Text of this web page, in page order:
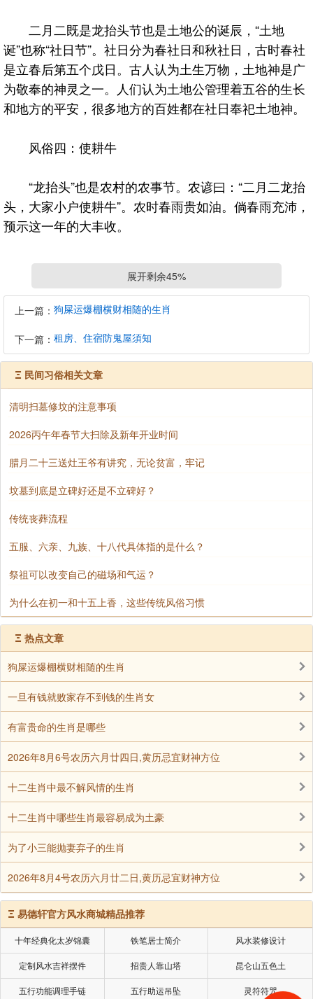
二月二既是龙抬头节也是土地公的诞辰，“土地
诞”也称“社日节”。社日分为春社日和秋社日，古时春社
是立春后第五个戊日。古人认为土生万物，土地神是广
为敬奉的神灵之一。人们认为土地公管理着五谷的生长
和地方的平安，很多地方的百姓都在社日奉祀土地神。
风俗四：使耕牛
“龙抬头”也是农村的农事节。农谚曰：“二月二龙抬
头，大家小户使耕牛”。农时春雨贵如油。倘春雨充沛，
预示这一年的大丰收。
风俗五：开笔写字
相传农历二月二为文昌（主宰功名之神）诞辰日，
冠、点朱砂启蒙明智，寓意孩子眼明心明，祝愿孩子长
大断文识字。开笔礼是人生的第一次大礼，是中国传统
对少儿识字习礼的启蒙教育。
风俗六：放龙灯
黄河三角洲及一些沿河地区还有“放龙灯”的习俗。
不少人家用芦苇或秫秸扎成小船，插上蜡烛或放上用萝
卜挖成的小油碗，待到傍晚时分，放到河里或湾里点
燃，为龙照路。借此娱乐同时又传递一种美好的祝愿。
风俗七：敲龙头
东北部分地区在二月二早晨，以长竿击打房梁，
谓“敲龙头”。把龙唤醒，佑一方平安。大人小孩还念
着：“二月二，龙抬头，大仓满，小仓流”。有的地方在
院子里用灶灰撒一个个大圆圈，将五谷杂粮放于中间，
称作“打囤”或“填仓”，预祝当年五谷丰登，仓囤盈满。
风俗八：熏虫
二月初二正是惊蛰前后，百虫萌动，疾病易生，虫
害也是庄稼的天敌，因此人们引龙伏虫，希望借龙威镇
伏百虫，保佑人畜平安，五谷丰登。进入二月，天气渐
展开剩余45%
上一篇： 狗屎运爆棚横财相随的生肖
下一篇： 租房、住宿防鬼屋須知
Ξ 民间习俗相关文章
清明扫墓修坟的注意事项
2026丙午年春节大扫除及新年开业时间
腊月二十三送灶王爷有讲究，无论贫富，牢记
坟墓到底是立碑好还是不立碑好？
传统丧葬流程
五服、六亲、九族、十八代具体指的是什么？
祭祖可以改变自己的磁场和气运？
为什么在初一和十五上香，这些传统风俗习惯
Ξ 热点文章
狗屎运爆棚横财相随的生肖
一旦有钱就败家存不到钱的生肖女
有富贵命的生肖是哪些
2026年8月6号农历六月廿四日,黄历忌宜财神方位
十二生肖中最不解风情的生肖
十二生肖中哪些生肖最容易成为土豪
为了小三能抛妻弃子的生肖
2026年8月4号农历六月廿二日,黄历忌宜财神方位
Ξ 易德轩官方风水商城精品推荐
十年经典化太岁锦囊 铁笔居士简介 风水装修设计
定制风水吉祥摆件 招贵人靠山塔 昆仑山五色土
五行功能调理手链 五行助运吊坠 灵符符咒